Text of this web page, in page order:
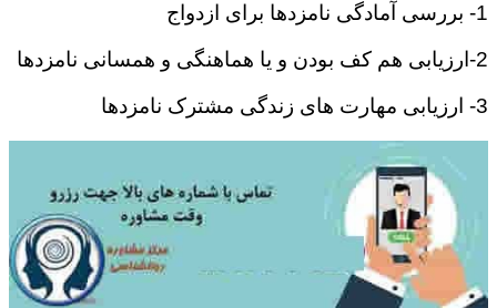
1- بررسی آمادگی نامزدها برای ازدواج
2-ارزیابی هم کف بودن و یا هماهنگی و همسانی نامزدها
3- ارزیابی مهارت های زندگی مشترک نامزدها